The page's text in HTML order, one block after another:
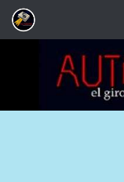
Saltar al contenido